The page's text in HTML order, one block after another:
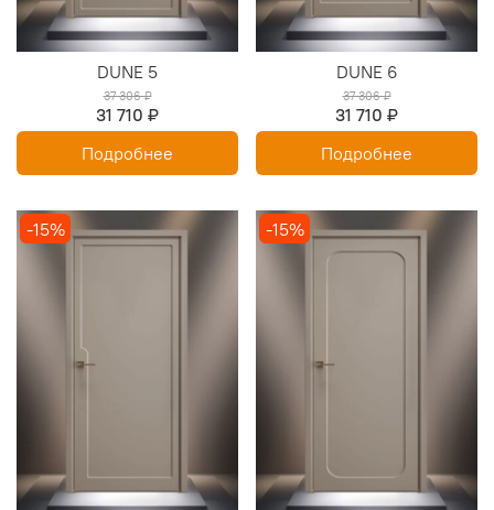
DUNE 5
37 306 ₽
31 710 ₽
Подробнее
DUNE 6
37 306 ₽
31 710 ₽
Подробнее
-15% -15%